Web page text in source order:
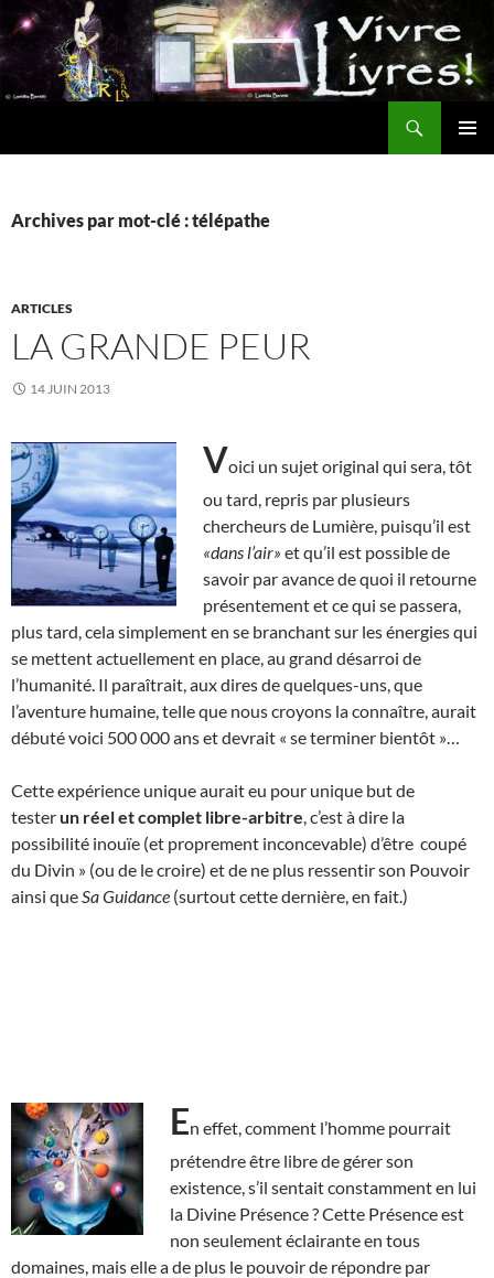
Aller
au
contenu
Archives par mot-clé : télépathe
ARTICLES
LA GRANDE PEUR
14 JUIN 2013
Voici un sujet original qui sera, tôt
ou tard, repris par plusieurs
chercheurs de Lumière, puisqu’il est
«dans l’air» et qu’il est possible de
savoir par avance de quoi il retourne
présentement et ce qui se passera,
plus tard, cela simplement en se branchant sur les énergies qui
se mettent actuellement en place, au grand désarroi de
l’humanité. Il paraîtrait, aux dires de quelques-uns, que
l’aventure humaine, telle que nous croyons la connaître, aurait
débuté voici 500 000 ans et devrait « se terminer bientôt »…
Cette expérience unique aurait eu pour unique but de
testerun réel et complet libre-arbitre , c’est à dire la
possibilité inouïe (et proprement inconcevable) d’être coupé
du Divin » (ou de le croire) et de ne plus ressentir son Pouvoir
ainsi que Sa Guidance (surtout cette dernière, en fait.)
En effet, comment l’homme pourrait
prétendre être libre de gérer son
existence, s’il sentait constamment en lui
la Divine Présence ? Cette Présence est
non seulement éclairante en tous
domaines, mais elle a de plus le pouvoir de répondre par